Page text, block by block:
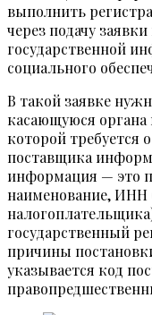
выполнить
через подачу
государственной
социального
В такой заявке
касающуюся органа
которой требуется
поставщика
информация — это
наименование,
государственный
причины
указывается код